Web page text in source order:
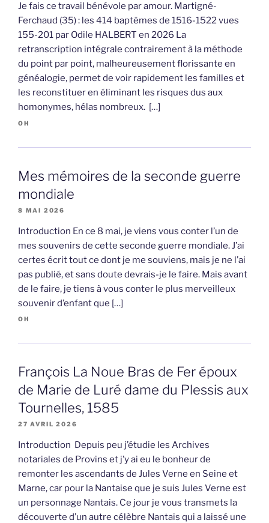
Je fais ce travail bénévole par amour. Martigné-
Ferchaud (35) : les 414 baptêmes de 1516-1522 vues
155-201 par Odile HALBERT en 2026 La
retranscription intégrale contrairement à la méthode
du point par point, malheureusement florissante en
généalogie, permet de voir rapidement les familles et
les reconstituer en éliminant les risques dus aux
homonymes, hélas nombreux. […]
OH
Mes mémoires de la seconde guerre
mondiale
8 MAI 2026
Introduction En ce 8 mai, je viens vous conter l’un de
mes souvenirs de cette seconde guerre mondiale. J’ai
certes écrit tout ce dont je me souviens, mais je ne l’ai
pas publié, et sans doute devrais-je le faire. Mais avant
de le faire, je tiens à vous conter le plus merveilleux
souvenir d’enfant que […]
OH
François La Noue Bras de Fer époux
de Marie de Luré dame du Plessis aux
Tournelles, 1585
27 AVRIL 2026
Introduction Depuis peu j’étudie les Archives
notariales de Provins et j’y ai eu le bonheur de
remonter les ascendants de Jules Verne en Seine et
Marne, car pour la Nantaise que je suis Jules Verne est
un personnage Nantais. Ce jour je vous transmets la
découverte d’un autre célèbre Nantais qui a laissé une